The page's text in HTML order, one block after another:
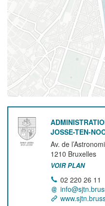
JOSSE-TEN-
Av. de
1210 Bruxelles
VOIR PLAN
02 220 26 11